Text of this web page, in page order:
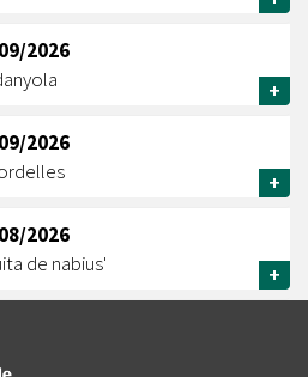
2026
+
2026
+
2026
de nabius'
+